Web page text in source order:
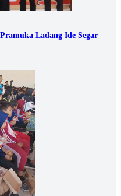
Ladang Ide Segar